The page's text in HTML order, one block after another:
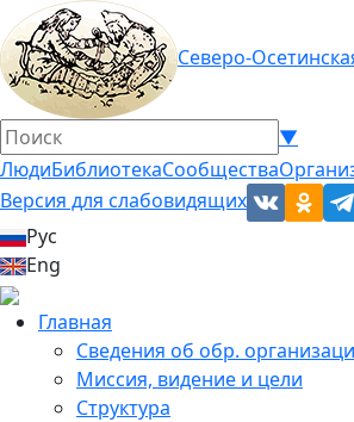
Северо-
▼
ЛюдиБиблиотекаСообщества
Версия для слабовидящих
Рус
Eng
Главная
Сведения об обр.
Миссия, видение и цели
Структура